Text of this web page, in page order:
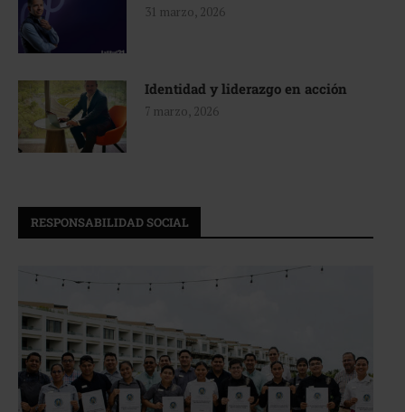
31 marzo, 2026
Identidad y liderazgo en acción
7 marzo, 2026
RESPONSABILIDAD SOCIAL